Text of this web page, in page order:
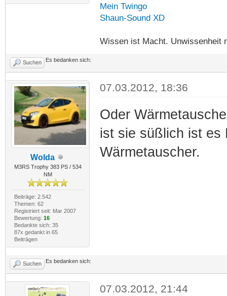
Mein Twingo
Shaun-Sound XD
Wissen ist Macht. Unwissenheit
Suchen Es bedanken sich:
Wolda
M3RS Trophy 383 PS / 534
NM
Beiträge: 2.542
Themen: 62
Registriert seit: Mar 2007
Bewertung: 16
Bedankte sich: 35
87x gedankt in 65
Beiträgen
07.03.2012, 18:36
Oder
ist sie süßlich ist es
Wärmetauscher.
Suchen Es bedanken sich:
07.03.2012, 21:44